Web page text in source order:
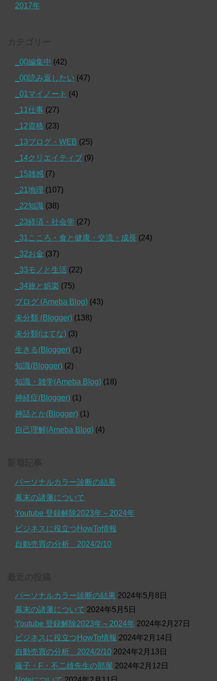
2017年
_00編集中 (42)
_00読み返したい (47)
_01マイノート (4)
_11仕事 (27)
_12資格 (23)
_13ブログ・WEB (25)
_14クリエイティブ (9)
_15雑感 (7)
_21地理 (107)
_22知識 (38)
_23経済・社会学 (27)
_31こころ・食と健康・交流・成長 (24)
_32お金 (37)
_33モノと生活 (22)
_34旅と娯楽 (75)
ブログ (Ameba Blog) (43)
未分類 (Blogger) (138)
未分類(はてな) (3)
生きる(Blogger) (1)
知識(Blogger) (2)
知識・雑学(Ameba Blog) (18)
神経症(Blogger) (1)
神話とか(Blogger) (1)
自己理解(Ameba Blog) (4)
パーソナルカラー診断の結果
幕末の諸藩について
Youtube 登録解除2023年～2024年
ビジネスに役立つHowTo情報
自動売買の分析 2024/2/10
パーソナルカラー診断の結果 2024年5月8日
幕末の諸藩について 2024年5月5日
Youtube 登録解除2023年～2024年 2024年2月27日
ビジネスに役立つHowTo情報 2024年2月14日
自動売買の分析 2024/2/10 2024年2月13日
藤子・F・不二雄先生の部屋 2024年2月12日